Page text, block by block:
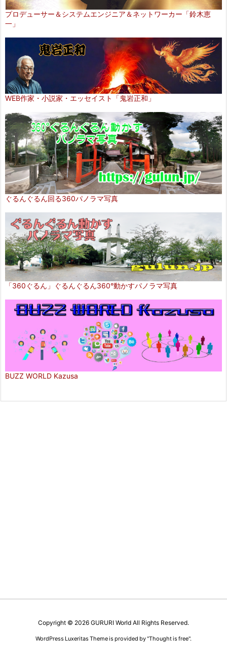
プロデューサー＆システムエンジニア＆ネットワーカー「鈴木恵
一」
WEB作家・小説家・エッセイスト「鬼岩正和」
ぐるんぐるん回る360パノラマ写真
「360ぐるん」ぐるんぐるん360°動かすパノラマ写真
BUZZ WORLD Kazusa
Copyright © 2026 GURURI World All Rights Reserved.
WordPress Luxeritas Theme is provided by "Thought is free".